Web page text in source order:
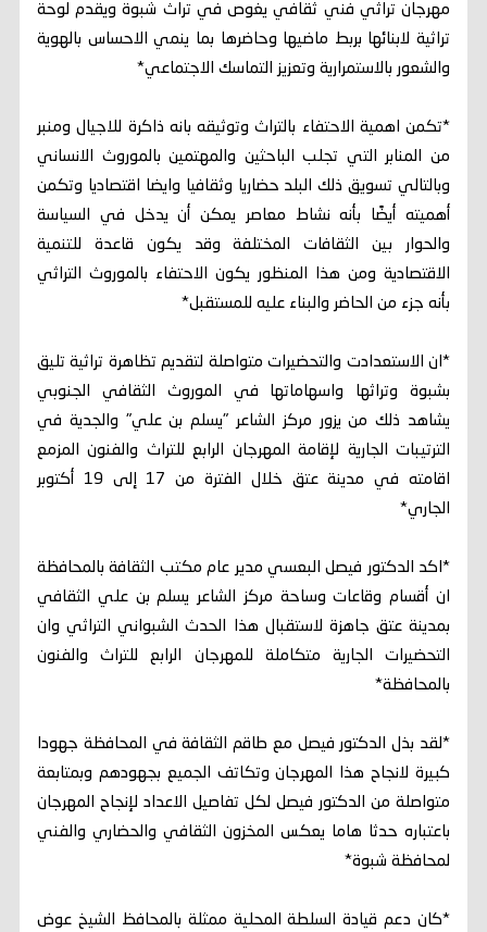
مهرجان تراثي فني ثقافي يغوص في تراث شبوة ويقدم لوحة
تراثية لابنائها بربط ماضيها وحاضرها بما ينمي الاحساس بالهوية
والشعور بالاستمرارية وتعزيز التماسك الاجتماعي*
*تكمن اهمية الاحتفاء بالتراث وتوثيقه بانه ذاكرة للاجيال ومنبر
من المنابر التي تجلب الباحثين والمهتمين بالموروث الانساني
وبالتالي تسويق ذلك البلد حضاريا وثقافيا وايضا اقتصاديا وتكمن
أهميته أيضًا بأنه نشاط معاصر يمكن أن يدخل في السياسة
والحوار بين الثقافات المختلفة وقد يكون قاعدة للتنمية
الاقتصادية ومن هذا المنظور يكون الاحتفاء بالموروث التراثي
بأنه جزء من الحاضر والبناء عليه للمستقبل*
*ان الاستعدادت والتحضيرات متواصلة لتقديم تظاهرة تراثية تليق
بشبوة وتراثها واسهاماتها في الموروث الثقافي الجنوبي
يشاهد ذلك من يزور مركز الشاعر "يسلم بن علي" والجدية في
الترتيبات الجارية لإقامة المهرجان الرابع للتراث والفنون المزمع
اقامته في مدينة عتق خلال الفترة من 17 إلى 19 أكتوبر
الجاري*
*اكد الدكتور فيصل البعسي مدير عام مكتب الثقافة بالمحافظة
ان أقسام وقاعات وساحة مركز الشاعر يسلم بن علي الثقافي
بمدينة عتق جاهزة لاستقبال هذا الحدث الشبواني التراثي وان
التحضيرات الجارية متكاملة للمهرجان الرابع للتراث والفنون
بالمحافظة*
*لقد بذل الدكتور فيصل مع طاقم الثقافة في المحافظة جهودا
كبيرة لانجاح هذا المهرجان وتكاتف الجميع بجهودهم وبمتابعة
متواصلة من الدكتور فيصل لكل تفاصيل الاعداد لإنجاح المهرجان
باعتباره حدثا هاما يعكس المخزون الثقافي والحضاري والفني
لمحافظة شبوة*
*كان دعم قيادة السلطة المحلية ممثلة بالمحافظ الشيخ عوض